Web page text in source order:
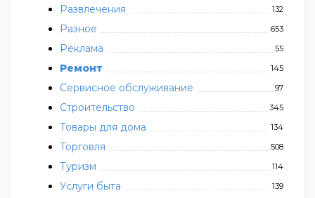
Развлечения 132
Разное 653
Реклама 55
Ремонт 145
Сервисное обслуживание 97
Строительство 345
Товары для дома 134
Торговля 508
Туризм 114
Услуги быта 139